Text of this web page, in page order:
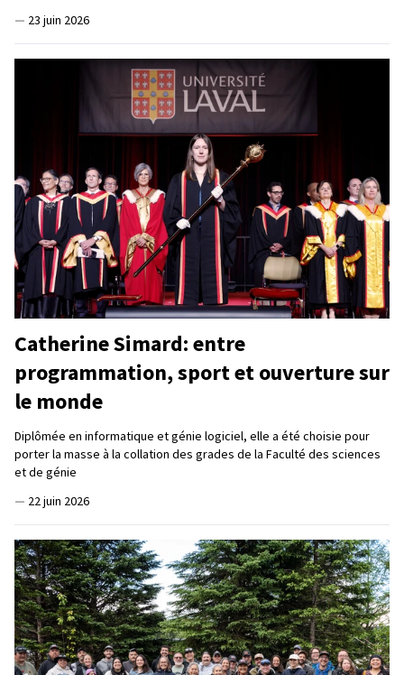
— 23 juin 2026
Catherine Simard: entre
programmation, sport et ouverture sur
le monde
Diplômée en informatique et génie logiciel, elle a été choisie pour
porter la masse à la collation des grades de la Faculté des sciences
et de génie
— 22 juin 2026